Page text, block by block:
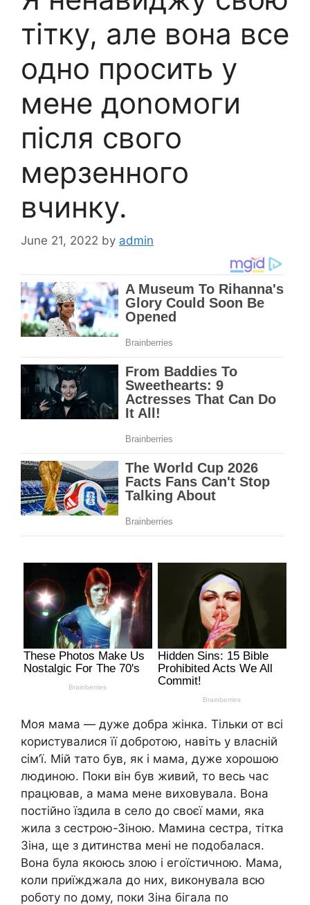
тітку, але вона все
одно просить у
мене доnомоги
після свого
мерзенного
вчинку.
June 21, 2022 by admin
Моя мама — дуже добра жінка. Тільки от всі
користувалися її добротою, навіть у власній
сім’ї. Мій тато був, як і мама, дуже хорошою
людиною. Поки він був живий, то весь час
працював, а мама мене виховувала. Вона
постійно їздила в село до своєї мами, яка
жила з сестрою-Зіною. Мамина сестра, тітка
Зіна, ще з дитинства мені не подобалася.
Вона була якоюсь злою і егоїстичною. Мама,
коли приїжджала до них, виконувала всю
роботу по дому, поки Зіна бігала по